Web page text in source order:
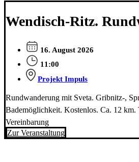
Wendisch-Ritz.
16. August 2026
11:00
Projekt Impuls
Rundwanderung mit Sveta. Gribnitz-,
Bademöglichkeit. Kostenlos. Ca. 12 km.
Vereinbarung
Zur Veranstaltung